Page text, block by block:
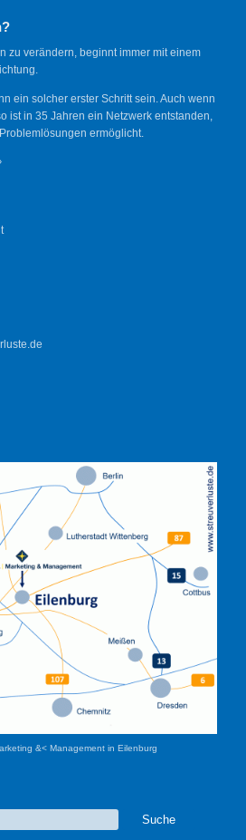
zu verändern, beginnt immer mit einem
ein solcher erster Schritt sein. Auch wenn
ist in 35 Jahren ein Netzwerk entstanden,
ermöglicht.
&< Management in Eilenburg